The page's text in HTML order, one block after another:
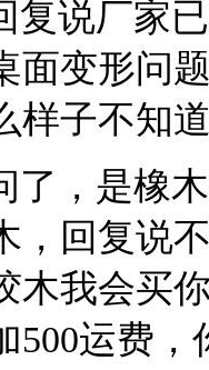
复说厂家
面变形问
样子不知
了，是橡
，回复说
木我会买
500运费，